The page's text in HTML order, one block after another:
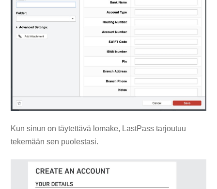
Kun sinun on täytettävä lomake, LastPass tarjoutuu
tekemään sen puolestasi.